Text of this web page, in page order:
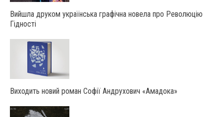
Вийшла друком українська графічна новела про Революцію
Гідності
Виходить новий роман Софії Андрухович «Амадока»